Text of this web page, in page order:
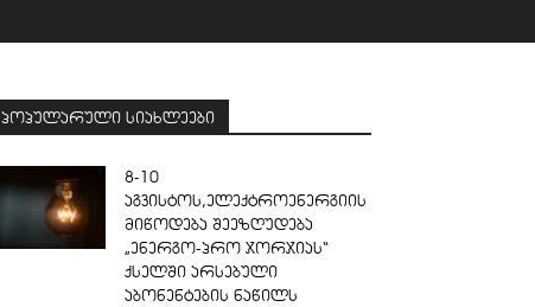
პოპულარული სიახლეები
8-10
აგვისტოს,ელექტროენერგიის
მიწოდება შეეზღუდება
„ენერგო-პრო ჯორჯიას“
ქსელში არსებული
აბონენტების ნაწილს